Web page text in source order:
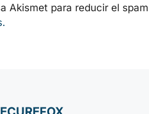
Akismet para reducir el